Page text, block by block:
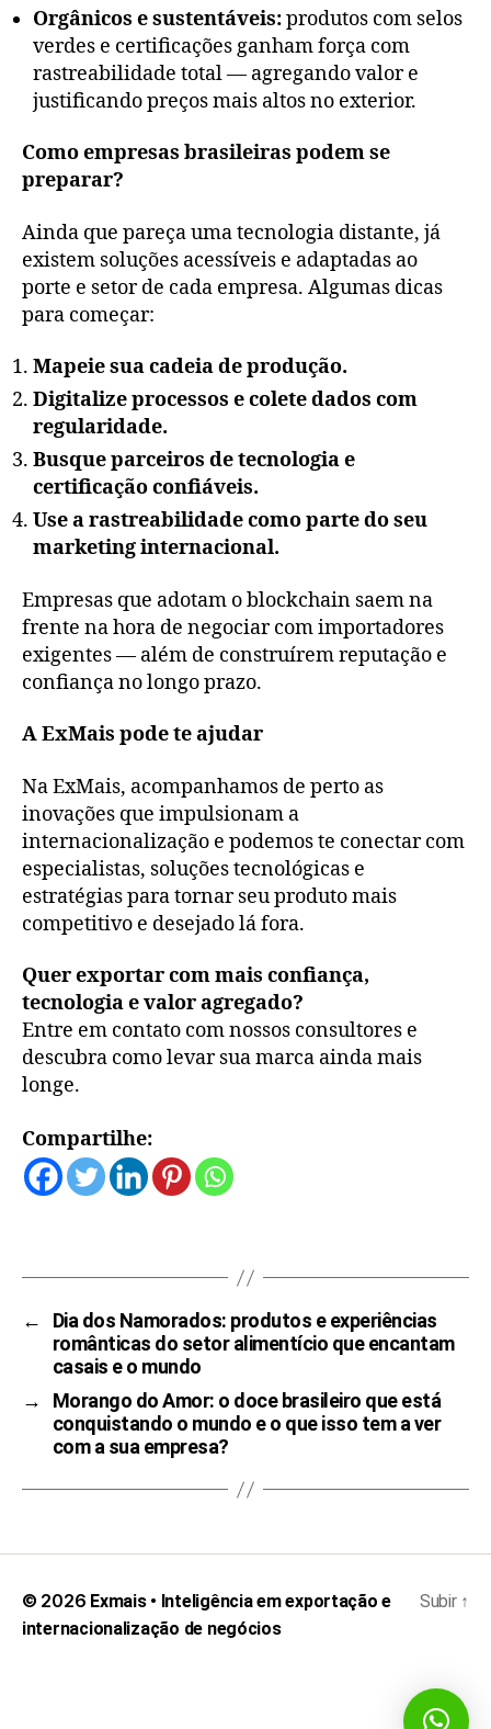
Orgânicos e sustentáveis:produtos com selos
verdes e certificações ganham força com
rastreabilidade total — agregando valor e
justificando preços mais altos no exterior.
Como empresas brasileiras podem se
preparar?
Ainda que pareça uma tecnologia distante, já
existem soluções acessíveis e adaptadas ao
porte e setor de cada empresa. Algumas dicas
para começar:
Mapeie sua cadeia de produção.
Digitalize processos e colete dados com
regularidade.
Busque parceiros de tecnologia e
certificação confiáveis.
Use a rastreabilidade como parte do seu
marketing internacional.
Empresas que adotam o blockchain saem na
frente na hora de negociar com importadores
exigentes — além de construírem reputação e
confiança no longo prazo.
A ExMais pode te ajudar
Na ExMais, acompanhamos de perto as
inovações que impulsionam a
internacionalização e podemos te conectar com
especialistas, soluções tecnológicas e
estratégias para tornar seu produto mais
competitivo e desejado lá fora.
Quer exportar com mais confiança,
tecnologia e valor agregado?
Entre em contato com nossos consultores e
descubra como levar sua marca ainda mais
longe.
Compartilhe:
←
Dia dos Namorados: produtos e experiências
românticas do setor alimentício que encantam
casais e o mundo
→
Morango do Amor: o doce brasileiro que está
conquistando o mundo e o que isso tem a ver
com a sua empresa?
© 2026 Exmais • Inteligência em exportação e
internacionalização de negócios
Subir ↑